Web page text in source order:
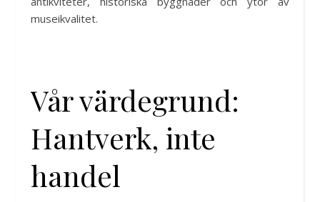
museikvalitet.
Vår värdegrund:
Hantverk, inte
handel